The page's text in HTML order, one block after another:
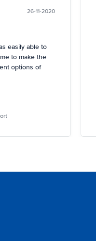
26-11-2020
easily able to
to make the
options of